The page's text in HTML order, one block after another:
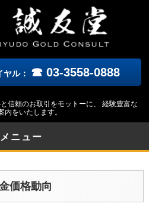
ル： ☎ 03-3558-0888
信頼のお取引をモットーに、 経験豊富な
内をいたします。
ニュー
価格動向